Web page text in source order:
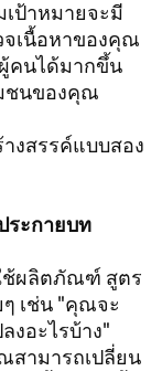
ป้าหมายจะมี
จเนื้อหาของคุณ
คนได้มากขึ้น
ชนของคุณ
งสรรค์แบบสอง
ระกายบท
ช้ผลิตภัณฑ์ สูตร
เช่น "คุณจะ
งอะไรบ้าง"
สามารถเปลี่ยน